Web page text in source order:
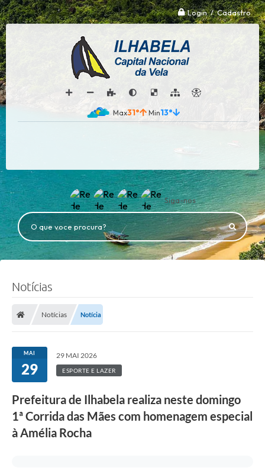
Login / Cadastro
31° 13°
Siga-nos
O que voce procura?
Notícias
Notícias Notícia
MAI
29
29 MAI 2026
ESPORTE E LAZER
Prefeitura de Ilhabela realiza neste domingo
1ª Corrida das Mães com homenagem especial
à Amélia Rocha